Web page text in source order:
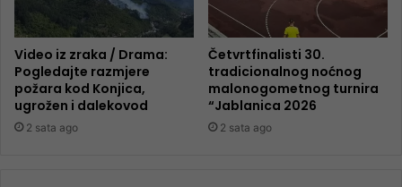
Video iz zraka / Drama:
Pogledajte razmjere
požara kod Konjica,
ugrožen i dalekovod
2 sata ago
Četvrtfinalisti 30.
tradicionalnog noćnog
malonogometnog turnira
“Jablanica 2026
2 sata ago